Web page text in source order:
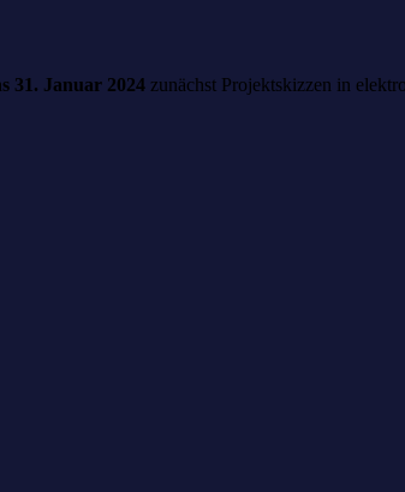
31. Januar 2024 zunächst Projektskizzen in